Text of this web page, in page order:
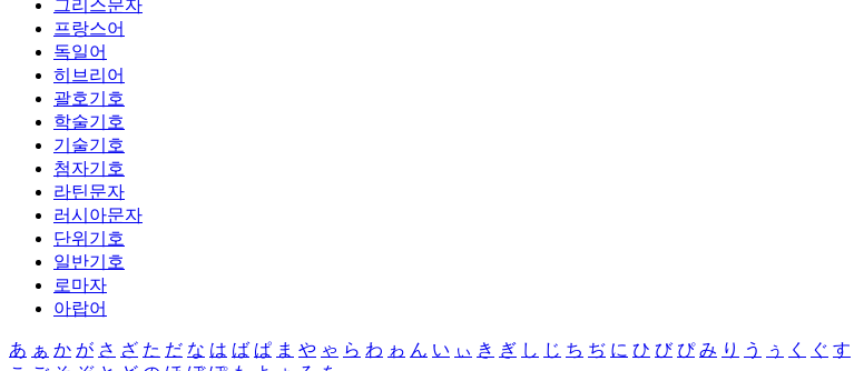
그리스문자
프랑스어
독일어
히브리어
괄호기호
학술기호
기술기호
첨자기호
라틴문자
러시아문자
단위기호
일반기호
로마자
아랍어
あ ぁ か が さ ざ た だ な は ば ぱ ま や ゃ ら わ ゎ ん い ぃ き ぎ し じ ち ぢ に ひ び ぴ み り う ぅ く ぐ す